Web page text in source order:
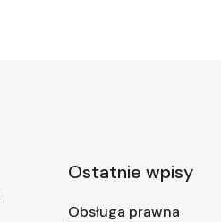
Ostatnie wpisy
Obsługa prawna